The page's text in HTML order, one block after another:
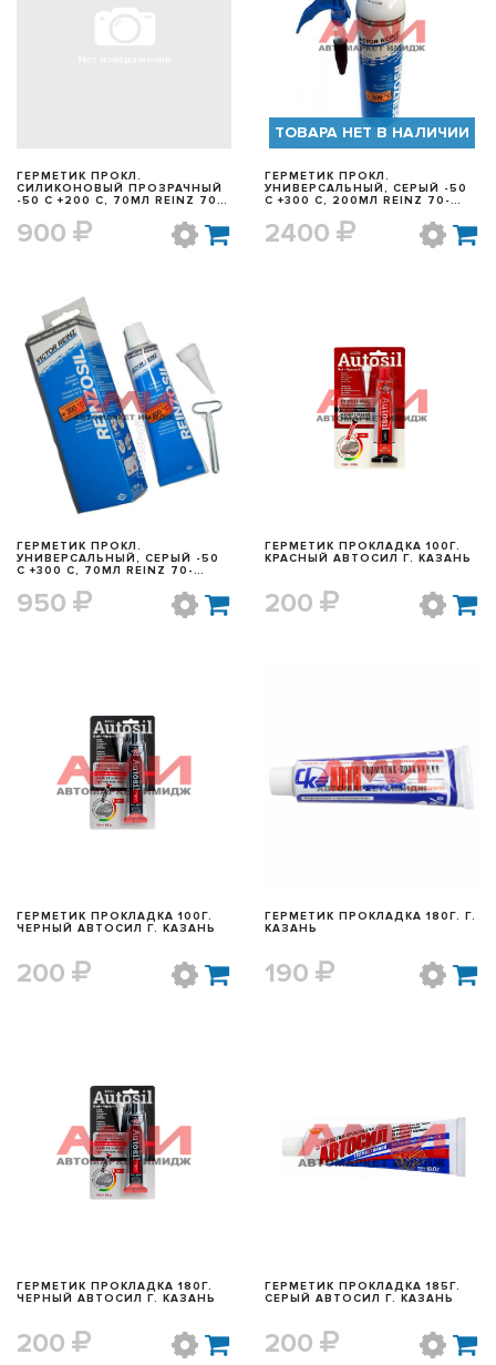
ГЕРМЕТИК ПРОКЛ.
СИЛИКОНОВЫЙ ПРОЗРАЧНЫЙ
-50 С +200 С, 70МЛ REINZ 70-
900
БЫСТРЫЙ ПРОСМОТР
ТОВАРА НЕТ В НАЛИЧИИ
ГЕРМЕТИК ПРОКЛ.
УНИВЕРСАЛЬНЫЙ, СЕРЫЙ -50
С +300 С, 200МЛ REINZ 70-
2400
БЫСТРЫЙ ПРОСМОТР
ГЕРМЕТИК ПРОКЛ.
УНИВЕРСАЛЬНЫЙ, СЕРЫЙ -50
С +300 С, 70МЛ REINZ 70-
950
БЫСТРЫЙ ПРОСМОТР
ГЕРМЕТИК ПРОКЛАДКА 100Г.
КРАСНЫЙ АВТОСИЛ Г. КАЗАНЬ
200
БЫСТРЫЙ ПРОСМОТР
ГЕРМЕТИК ПРОКЛАДКА 100Г.
ЧЕРНЫЙ АВТОСИЛ Г. КАЗАНЬ
200
БЫСТРЫЙ ПРОСМОТР
ГЕРМЕТИК ПРОКЛАДКА 180Г. Г.
КАЗАНЬ
190
БЫСТРЫЙ ПРОСМОТР
ГЕРМЕТИК ПРОКЛАДКА 180Г.
ЧЕРНЫЙ АВТОСИЛ Г. КАЗАНЬ
200
БЫСТРЫЙ ПРОСМОТР
ГЕРМЕТИК ПРОКЛАДКА 185Г.
СЕРЫЙ АВТОСИЛ Г. КАЗАНЬ
200